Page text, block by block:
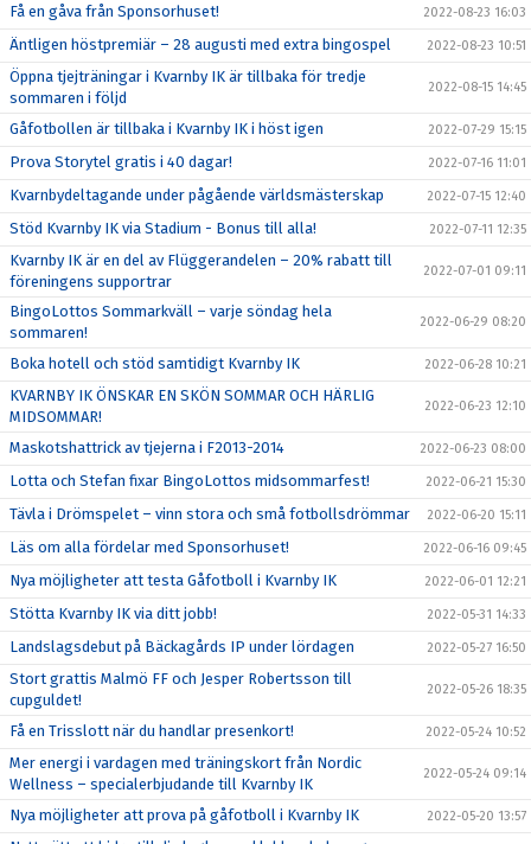
Få en gåva från Sponsorhuset! 2022-08-23 16:03
Äntligen höstpremiär – 28 augusti med extra bingospel 2022-08-23 10:51
Öppna tjejträningar i Kvarnby IK är tillbaka för tredje
sommaren i följd
2022-08-15 14:45
Gåfotbollen är tillbaka i Kvarnby IK i höst igen 2022-07-29 15:15
Prova Storytel gratis i 40 dagar! 2022-07-16 11:01
Kvarnbydeltagande under pågående världsmästerskap 2022-07-15 12:40
Stöd Kvarnby IK via Stadium - Bonus till alla! 2022-07-11 12:35
Kvarnby IK är en del av Flüggerandelen – 20% rabatt till
föreningens supportrar
2022-07-01 09:11
BingoLottos Sommarkväll – varje söndag hela
sommaren!
2022-06-29 08:20
Boka hotell och stöd samtidigt Kvarnby IK 2022-06-28 10:21
KVARNBY IK ÖNSKAR EN SKÖN SOMMAR OCH HÄRLIG
MIDSOMMAR!
2022-06-23 12:10
Maskotshattrick av tjejerna i F2013-2014 2022-06-23 08:00
Lotta och Stefan fixar BingoLottos midsommarfest! 2022-06-21 15:30
Tävla i Drömspelet – vinn stora och små fotbollsdrömmar 2022-06-20 15:11
Läs om alla fördelar med Sponsorhuset! 2022-06-16 09:45
Nya möjligheter att testa Gåfotboll i Kvarnby IK 2022-06-01 12:21
Stötta Kvarnby IK via ditt jobb! 2022-05-31 14:33
Landslagsdebut på Bäckagårds IP under lördagen 2022-05-27 16:50
Stort grattis Malmö FF och Jesper Robertsson till
cupguldet!
2022-05-26 18:35
Få en Trisslott när du handlar presenkort! 2022-05-24 10:52
Mer energi i vardagen med träningskort från Nordic
Wellness – specialerbjudande till Kvarnby IK
2022-05-24 09:14
Nya möjligheter att prova på gåfotboll i Kvarnby IK 2022-05-20 13:57